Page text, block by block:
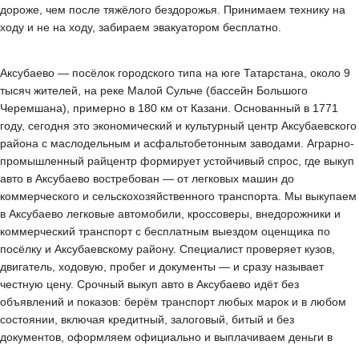
дороже, чем после тяжёлого бездорожья. Принимаем технику на
ходу и не на ходу, забираем эвакуатором бесплатно.
Аксубаево — посёлок городского типа на юге Татарстана, около 9
тысяч жителей, на реке Малой Сульче (бассейн Большого
Черемшана), примерно в 180 км от Казани. Основанный в 1771
году, сегодня это экономический и культурный центр Аксубаевского
района с маслодельным и асфальтобетонным заводами. Аграрно-
промышленный райцентр формирует устойчивый спрос, где выкуп
авто в Аксубаево востребован — от легковых машин до
коммерческого и сельскохозяйственного транспорта. Мы выкупаем
в Аксубаево легковые автомобили, кроссоверы, внедорожники и
коммерческий транспорт с бесплатным выездом оценщика по
посёлку и Аксубаевскому району. Специалист проверяет кузов,
двигатель, ходовую, пробег и документы — и сразу называет
честную цену. Срочный выкуп авто в Аксубаево идёт без
объявлений и показов: берём транспорт любых марок и в любом
состоянии, включая кредитный, залоговый, битый и без
документов, оформляем официально и выплачиваем деньги в